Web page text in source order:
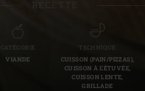
Spain |
Sweden |
CATÉGORIE
VIANDE
TECHNIQUE
CUISSON (PAIN/PIZZAS),
CUISSON À L’ÉTUVÉE,
CUISSON LENTE,
GRILLADE